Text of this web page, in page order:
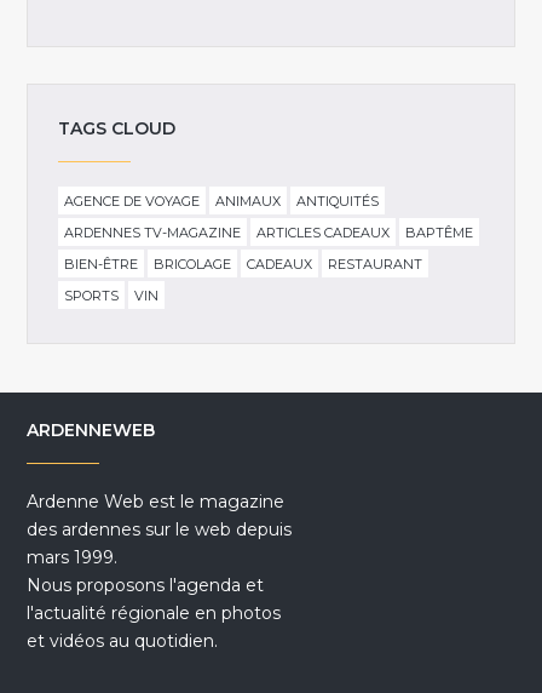
TAGS CLOUD
AGENCE DE VOYAGE ANIMAUX
ANTIQUITÉS
ARDENNES TV-MAGAZINE
ARTICLES CADEAUX
BAPTÊME
BIEN-ÊTRE
BRICOLAGE CADEAUX
RESTAURANT
SPORTS
VIN
ARDENNEWEB
Ardenne Web est le magazine
des ardennes sur le web depuis
mars 1999.
Nous proposons l'agenda et
l'actualité régionale en photos
et vidéos au quotidien.